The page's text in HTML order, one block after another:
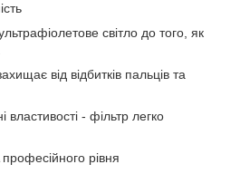
світло до того, як
від відбитків пальців та
властивості - фільтр легко
рівня